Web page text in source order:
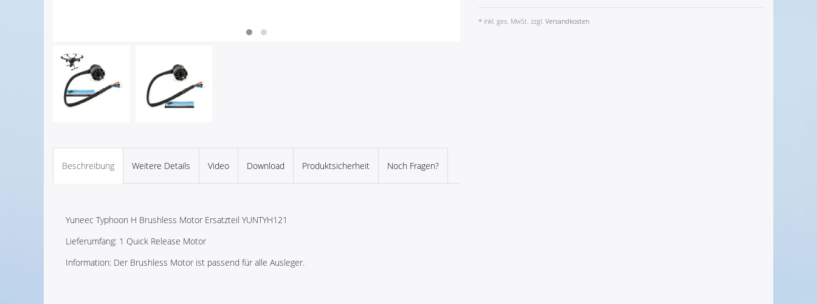
Beschreibung Weitere Details Video Download Produktsicherheit Noch Fragen?
Yuneec Typhoon H Brushless Motor Ersatzteil YUNTYH121
Lieferumfang: 1 Quick Release Motor
Information: Der Brushless Motor ist passend für alle Ausleger.
* inkl. ges. MwSt. zzgl. Versandkosten